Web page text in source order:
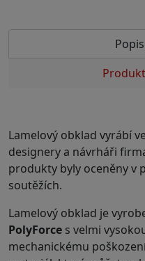
Lamelový obklad vyrábí
designery a návrháři
produkty byly oceněny v
soutěžích.
Lamelový obklad je
PolyForce s velmi
mechanickému